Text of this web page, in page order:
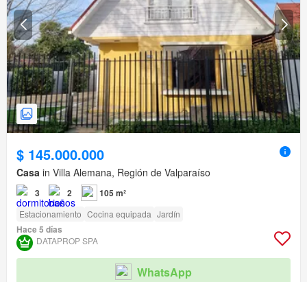
$ 145.000.000
Casa in Villa Alemana, Región de Valparaíso
3 2 105 m²
Estacionamiento Cocina equipada Jardín
Hace 5 días
DATAPROP SPA
WhatsApp